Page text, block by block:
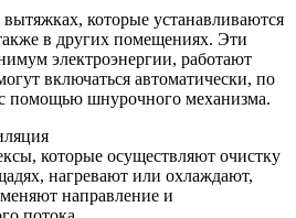
которые устанавливаются
в других помещениях. Эти
электроэнергии, работают
включаться автоматически, по
помощью шнурочного механизма.
которые осуществляют очистку
нагревают или охлаждают,
направление и